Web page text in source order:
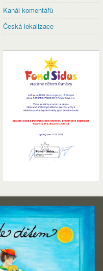
Kanál komentářů
Česká lokalizace